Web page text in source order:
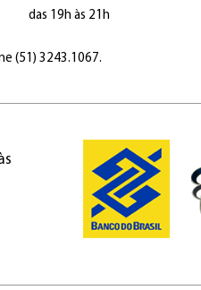
das 19h às 21h
(51) 3243.1067.